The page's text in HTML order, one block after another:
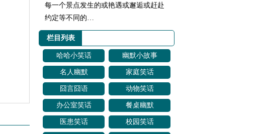
每一个景点发生的或艳遇或邂逅或赶赴
约定等不同的…
栏目列表
哈哈小笑话 幽默小故事
名人幽默 家庭笑话
囧言囧语 动物笑话
办公室笑话 餐桌幽默
医患笑话 校园笑话